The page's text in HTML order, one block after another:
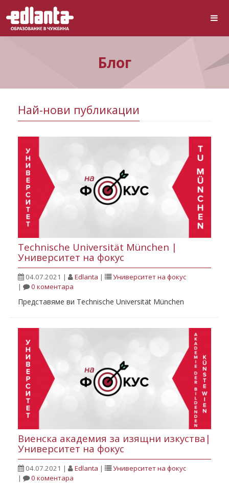
Блог
Най-нови публикации
Technische Universität München |
Университет на фокус
04.07.2021 | Edlanta |
Университет на фокус
|
0 коментара
Представяме ви Technische Universität München
Виенскa академия за изящни изкуства|
Университет на фокус
04.07.2021 | Edlanta |
Университет на фокус
|
0 коментара